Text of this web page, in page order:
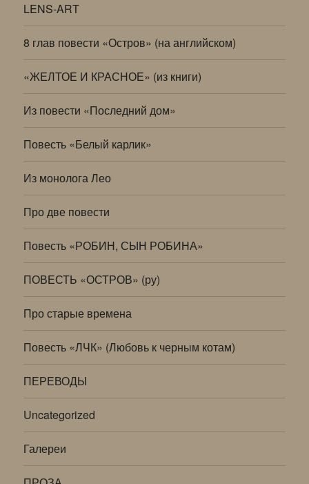
LENS-ART
8 глав повести «Остров» (на английском)
«ЖЕЛТОЕ И КРАСНОЕ» (из книги)
Из повести «Последний дом»
Повесть «Белый карлик»
Из монолога Лео
Про две повести
Повесть «РОБИН, СЫН РОБИНА»
ПОВЕСТЬ «ОСТРОВ» (ру)
Про старые времена
Повесть «ЛЧК» (Любовь к черным котам)
ПЕРЕВОДЫ
Uncategorized
Галереи